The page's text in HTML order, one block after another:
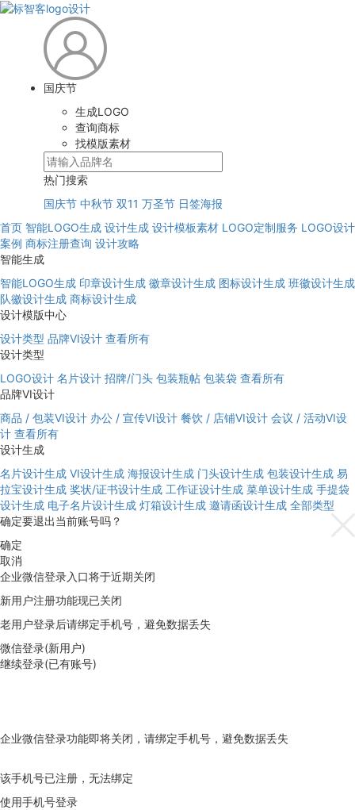
国庆节
生成LOGO
查询商标
找模版素材
热门搜索
国庆节 中秋节 双11 万圣节 日签海报
首页 智能LOGO生成 设计生成 设计模板素材 LOGO定制服务 LOGO设计
案例 商标注册查询 设计攻略
智能生成
智能LOGO生成 印章设计生成 徽章设计生成 图标设计生成 班徽设计生成
队徽设计生成 商标设计生成
设计模版中心
设计类型 品牌VI设计 查看所有
设计类型
LOGO设计 名片设计 招牌/门头 包装瓶帖 包装袋 查看所有
品牌VI设计
商品 / 包装VI设计 办公 / 宣传VI设计 餐饮 / 店铺VI设计 会议 / 活动VI设
计 查看所有
设计生成
名片设计生成 VI设计生成 海报设计生成 门头设计生成 包装设计生成 易
拉宝设计生成 奖状/证书设计生成 工作证设计生成 菜单设计生成 手提袋
设计生成 电子名片设计生成 灯箱设计生成 邀请函设计生成 全部类型
确定要退出当前账号吗？
确定
取消
企业微信登录入口将于近期关闭
新用户注册功能现已关闭
老用户登录后请绑定手机号，避免数据丢失
微信登录(新用户)
继续登录(已有账号)
企业微信登录功能即将关闭，请绑定手机号，避免数据丢失
该手机号已注册，无法绑定
使用手机号登录